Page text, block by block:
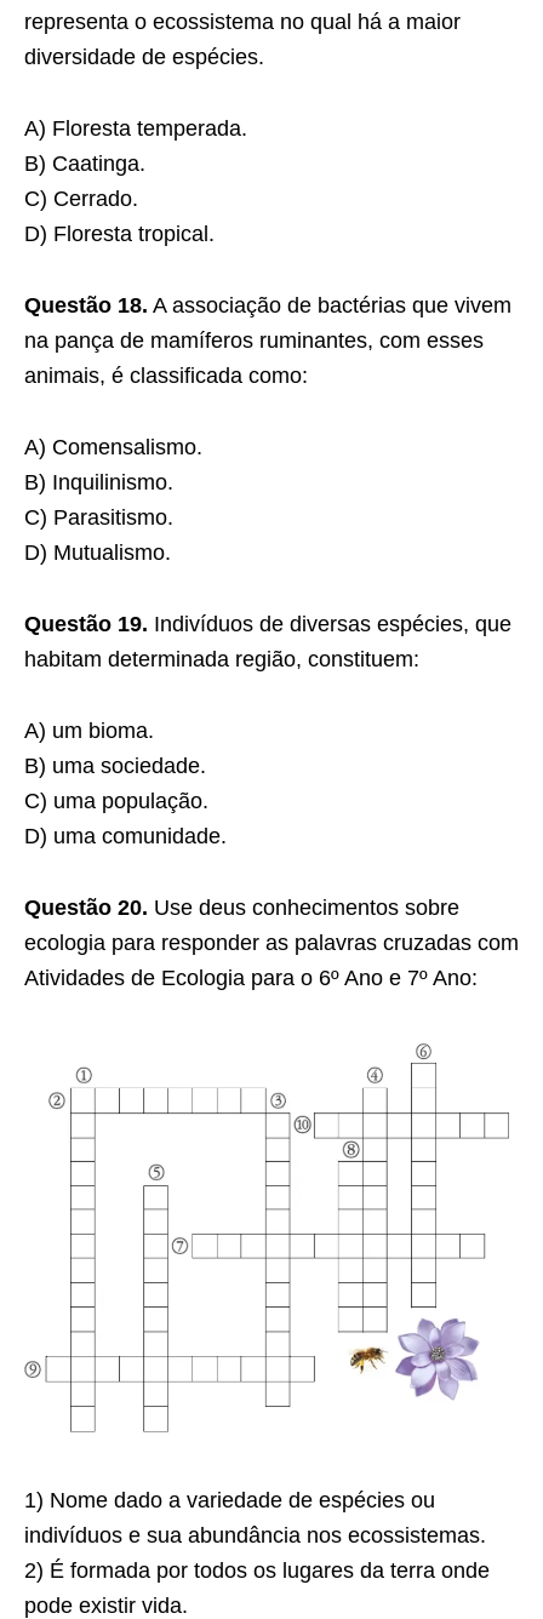
representa o ecossistema no qual há a maior
diversidade de espécies.
A) Floresta temperada.
B) Caatinga.
C) Cerrado.
D) Floresta tropical.
Questão 18. A associação de bactérias que vivem
na pança de mamíferos ruminantes, com esses
animais, é classificada como:
A) Comensalismo.
B) Inquilinismo.
C) Parasitismo.
D) Mutualismo.
Questão 19. Indivíduos de diversas espécies, que
habitam determinada região, constituem:
A) um bioma.
B) uma sociedade.
C) uma população.
D) uma comunidade.
Questão 20. Use deus conhecimentos sobre
ecologia para responder as palavras cruzadas com
Atividades de Ecologia para o 6º Ano e 7º Ano:
1) Nome dado a variedade de espécies ou
indivíduos e sua abundância nos ecossistemas.
2) É formada por todos os lugares da terra onde
pode existir vida.